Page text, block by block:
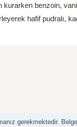
benzoin,
hafif pudralı,
gerekmektedir.